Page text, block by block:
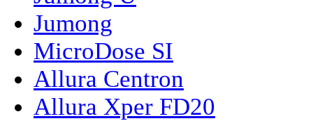
Jumong
MicroDose SI
Allura Centron
Allura Xper FD20